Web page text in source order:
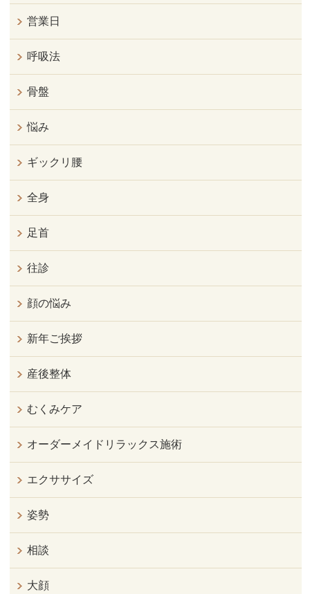
営業日
呼吸法
骨盤
悩み
ギックリ腰
全身
足首
往診
顔の悩み
新年ご挨拶
産後整体
むくみケア
オーダーメイドリラックス施術
エクササイズ
姿勢
相談
大顔